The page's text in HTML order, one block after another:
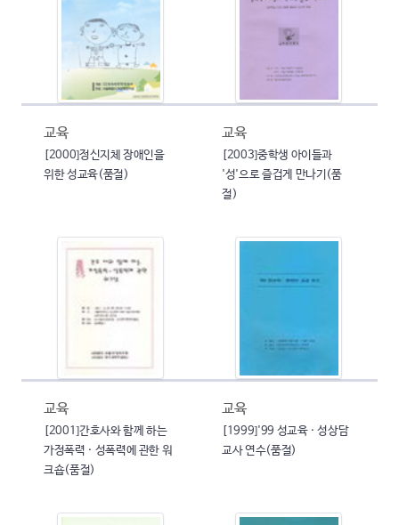
교육
[2000]정신지체 장애인을
위한 성교육(품절)
교육
[2003]중학생 아이들과
'성'으로 즐겁게 만나기(품
절)
교육
[2001]간호사와 함께 하는
가정폭력 · 성폭력에 관한 워
크숍(품절)
교육
[1999]'99 성교육 · 성상담
교사 연수(품절)